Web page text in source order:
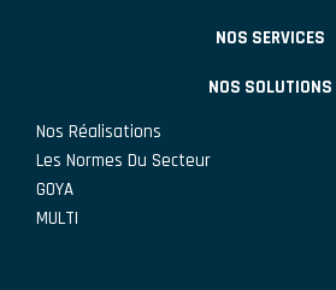
NOS SERVICES
NOS SOLUTIONS
Nos Réalisations
Les Normes Du Secteur
GOYA
MULTI